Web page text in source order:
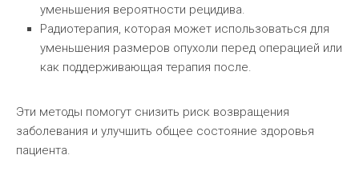
уменьшения вероятности рецидива.
Радиотерапия, которая может использоваться для
уменьшения размеров опухоли перед операцией или
как поддерживающая терапия после.
Эти методы помогут снизить риск возвращения
заболевания и улучшить общее состояние здоровья
пациента.